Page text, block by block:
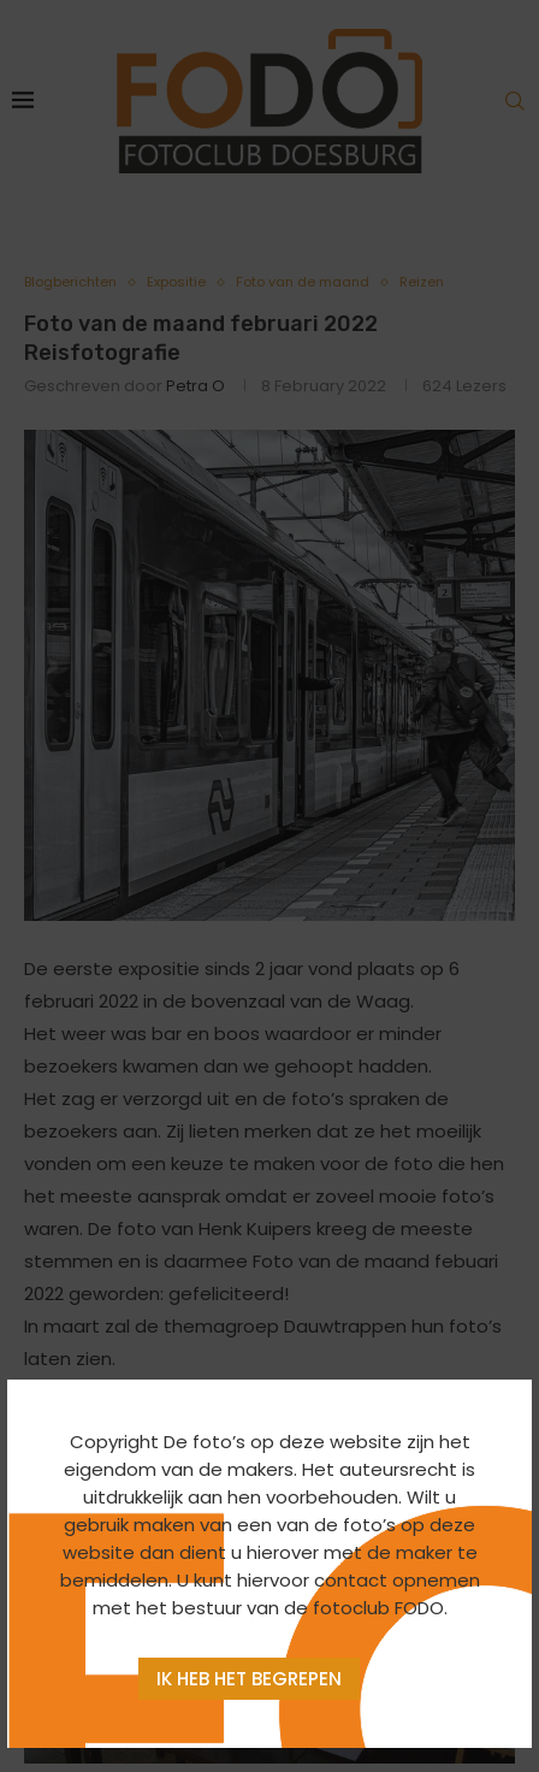
Copyright De foto’s op deze website zijn het
eigendom van de makers. Het auteursrecht is
uitdrukkelijk aan hen voorbehouden. Wilt u
gebruik maken van een van de foto’s op deze
website dan dient u hierover met de maker te
bemiddelen. U kunt hiervoor contact opnemen
met het bestuur van de fotoclub FODO.
IK HEB HET BEGREPEN
Blogberichten Expositie Foto van de maand Reizen
Foto van de maand februari 2022
Reisfotografie
Geschreven door Petra O 8 February 2022 624 Lezers
De eerste expositie sinds 2 jaar vond plaats op 6
februari 2022 in de bovenzaal van de Waag.
Het weer was bar en boos waardoor er minder
bezoekers kwamen dan we gehoopt hadden.
Het zag er verzorgd uit en de foto’s spraken de
bezoekers aan. Zij lieten merken dat ze het moeilijk
vonden om een keuze te maken voor de foto die hen
het meeste aansprak omdat er zoveel mooie foto’s
waren. De foto van Henk Kuipers kreeg de meeste
stemmen en is daarmee Foto van de maand febuari
2022 geworden: gefeliciteerd!
In maart zal de themagroep Dauwtrappen hun foto’s
laten zien.